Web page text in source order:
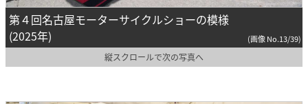
第４回名古屋モーターサイクルショーの模様
(2025年)
(画像 No.13/39)
縦スクロールで次の写真へ